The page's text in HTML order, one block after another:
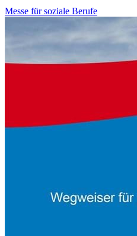
Messe für soziale Berufe